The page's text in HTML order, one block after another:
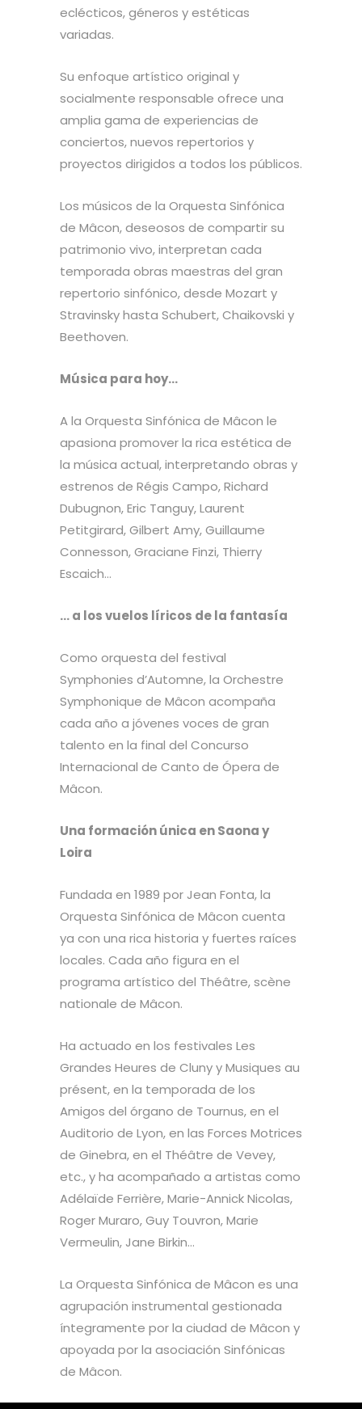
eclécticos, géneros y estéticas
variadas.
Su enfoque artístico original y
socialmente responsable ofrece una
amplia gama de experiencias de
conciertos, nuevos repertorios y
proyectos dirigidos a todos los públicos.
Los músicos de la Orquesta Sinfónica
de Mâcon, deseosos de compartir su
patrimonio vivo, interpretan cada
temporada obras maestras del gran
repertorio sinfónico, desde Mozart y
Stravinsky hasta Schubert, Chaikovski y
Beethoven.
Música para hoy…
A la Orquesta Sinfónica de Mâcon le
apasiona promover la rica estética de
la música actual, interpretando obras y
estrenos de Régis Campo, Richard
Dubugnon, Eric Tanguy, Laurent
Petitgirard, Gilbert Amy, Guillaume
Connesson, Graciane Finzi, Thierry
Escaich…
… a los vuelos líricos de la fantasía
Como orquesta del festival
Symphonies d’Automne, la Orchestre
Symphonique de Mâcon acompaña
cada año a jóvenes voces de gran
talento en la final del Concurso
Internacional de Canto de Ópera de
Mâcon.
Una formación única en Saona y
Loira
Fundada en 1989 por Jean Fonta, la
Orquesta Sinfónica de Mâcon cuenta
ya con una rica historia y fuertes raíces
locales. Cada año figura en el
programa artístico del Théâtre, scène
nationale de Mâcon.
Ha actuado en los festivales Les
Grandes Heures de Cluny y Musiques au
présent, en la temporada de los
Amigos del órgano de Tournus, en el
Auditorio de Lyon, en las Forces Motrices
de Ginebra, en el Théâtre de Vevey,
etc., y ha acompañado a artistas como
Adélaïde Ferrière, Marie-Annick Nicolas,
Roger Muraro, Guy Touvron, Marie
Vermeulin, Jane Birkin…
La Orquesta Sinfónica de Mâcon es una
agrupación instrumental gestionada
íntegramente por la ciudad de Mâcon y
apoyada por la asociación Sinfónicas
de Mâcon.